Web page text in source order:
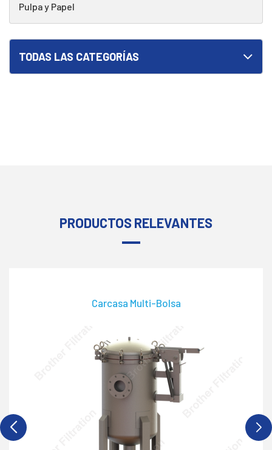
Pulpa y Papel
TODAS LAS CATEGORÍAS
PRODUCTOS RELEVANTES
Carcasa Multi-Bolsa